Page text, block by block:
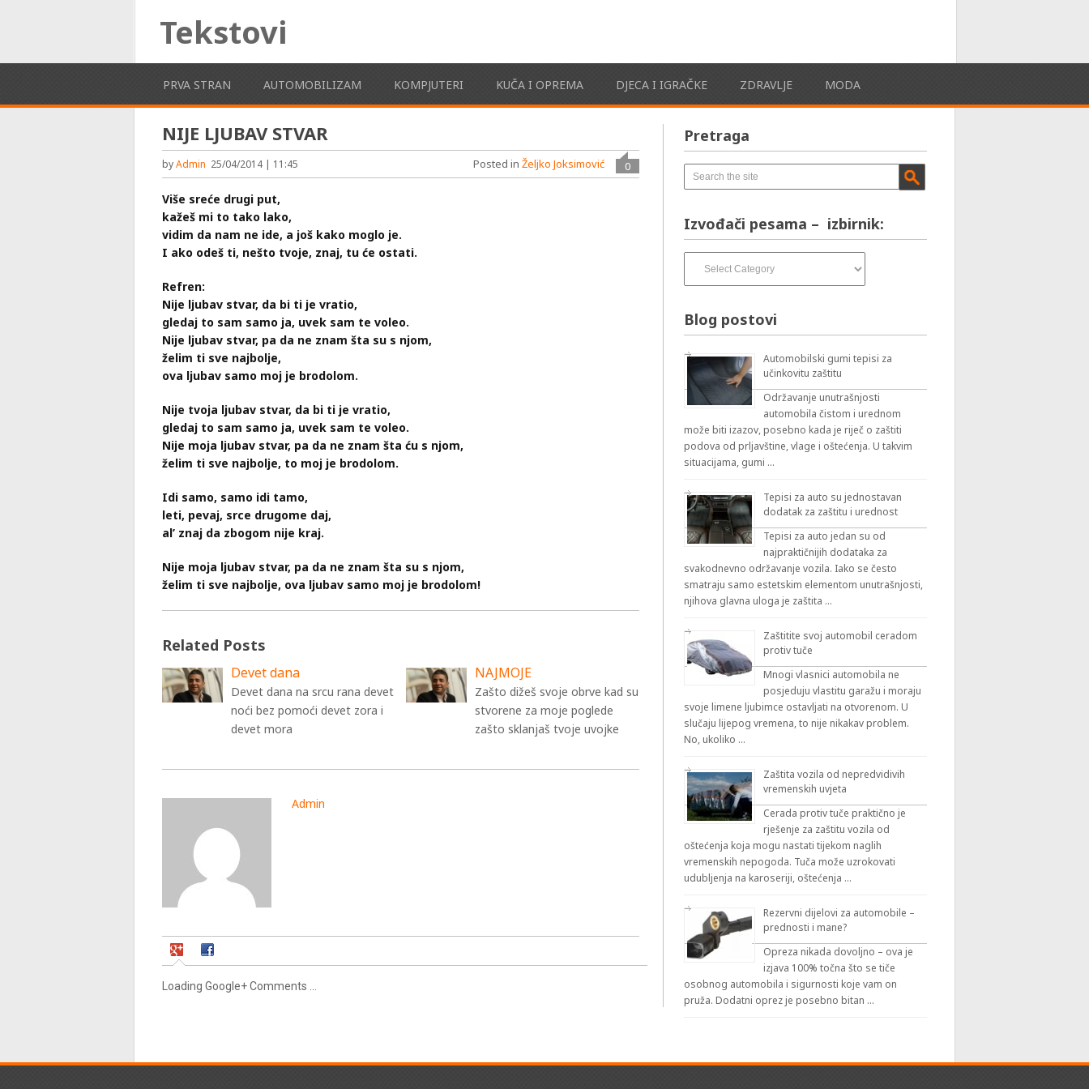
Tekstovi
PRVA STRAN AUTOMOBILIZAM KOMPJUTERI KUČA I OPREMA DJECA I IGRAČKE ZDRAVLJE MODA
NIJE LJUBAV STVAR
byAdmin 25/04/2014 | 11:45 0
Posted inŽeljko Joksimović
Više sreće drugi put,
kažeš mi to tako lako,
vidim da nam ne ide, a još kako moglo je.
I ako odeš ti, nešto tvoje, znaj, tu će ostati.
Refren:
Nije ljubav stvar, da bi ti je vratio,
gledaj to sam samo ja, uvek sam te voleo.
Nije ljubav stvar, pa da ne znam šta su s njom,
želim ti sve najbolje,
ova ljubav samo moj je brodolom.
Nije tvoja ljubav stvar, da bi ti je vratio,
gledaj to sam samo ja, uvek sam te voleo.
Nije moja ljubav stvar, pa da ne znam šta ću s njom,
želim ti sve najbolje, to moj je brodolom.
Idi samo, samo idi tamo,
leti, pevaj, srce drugome daj,
al’ znaj da zbogom nije kraj.
Nije moja ljubav stvar, pa da ne znam šta su s njom,
želim ti sve najbolje, ova ljubav samo moj je brodolom!
Related Posts
Devet dana
Devet dana na srcu rana devet
noći bez pomoći devet zora i
devet mora
NAJMOJE
Zašto dižeš svoje obrve kad su
stvorene za moje poglede
zašto sklanjaš tvoje uvojke
Admin
Loading Google+ Comments ...
Pretraga
Izvođači pesama – izbirnik:
pesama
Blog postovi
Automobilski gumi tepisi za
učinkovitu zaštitu
Održavanje unutrašnjosti
automobila čistom i urednom
može biti izazov, posebno kada je riječ o zaštiti
podova od prljavštine, vlage i oštećenja. U takvim
situacijama, gumi …
Tepisi za auto su jednostavan
dodatak za zaštitu i urednost
Tepisi za auto jedan su od
najpraktičnijih dodataka za
svakodnevno održavanje vozila. Iako se često
smatraju samo estetskim elementom unutrašnjosti,
njihova glavna uloga je zaštita …
Zaštitite svoj automobil ceradom
protiv tuče
Mnogi vlasnici automobila ne
posjeduju vlastitu garažu i moraju
svoje limene ljubimce ostavljati na otvorenom. U
slučaju lijepog vremena, to nije nikakav problem.
No, ukoliko …
Zaštita vozila od nepredvidivih
vremenskih uvjeta
Cerada protiv tuče praktično je
rješenje za zaštitu vozila od
oštećenja koja mogu nastati tijekom naglih
vremenskih nepogoda. Tuča može uzrokovati
udubljenja na karoseriji, oštećenja …
Rezervni dijelovi za automobile –
prednosti i mane?
Opreza nikada dovoljno – ova je
izjava 100% točna što se tiče
osobnog automobila i sigurnosti koje vam on
pruža. Dodatni oprez je posebno bitan …